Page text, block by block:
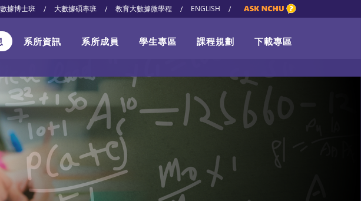
據博士班 / 大數據碩專班 / 教育大數據微學程 / ENGLISH /
系所資訊 系所成員 學生專區 課程規劃 下載專區